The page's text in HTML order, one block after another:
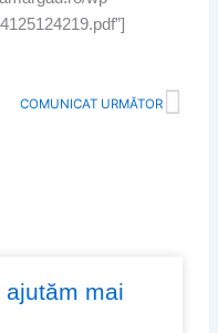
COMUNICAT URMĂTOR
mai